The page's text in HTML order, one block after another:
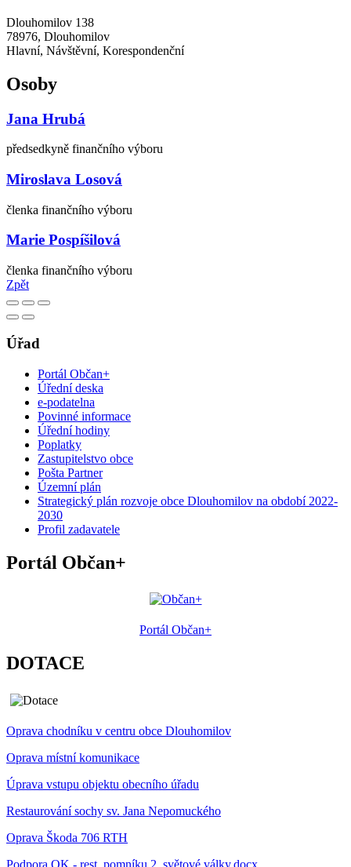
Dlouhomilov 138
78976, Dlouhomilov
Hlavní, Návštěvní, Korespondenční
Osoby
Jana Hrubá
předsedkyně finančního výboru
Miroslava Losová
členka finančního výboru
Marie Pospíšilová
členka finančního výboru
Zpět
Úřad
Portál Občan+
Úřední deska
e-podatelna
Povinné informace
Úřední hodiny
Poplatky
Zastupitelstvo obce
Pošta Partner
Územní plán
Strategický plán rozvoje obce Dlouhomilov na období 2022-
2030
Profil zadavatele
Portál Občan+
Portál Občan+
DOTACE
Oprava chodníku v centru obce Dlouhomilov
Oprava místní komunikace
Úprava vstupu objektu obecního úřadu
Restaurování sochy sv. Jana Nepomuckého
Oprava Škoda 706 RTH